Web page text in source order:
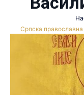
Српска